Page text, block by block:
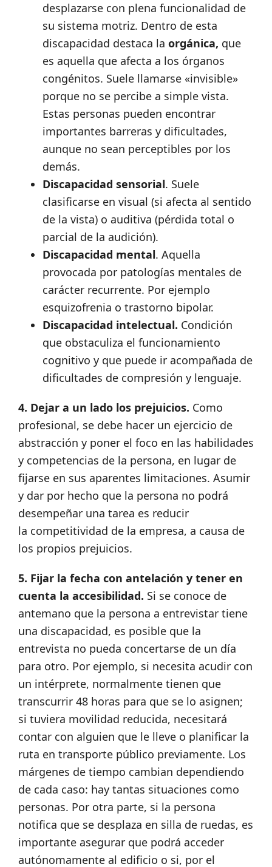
desplazarse con plena funcionalidad de
su sistema motriz. Dentro de esta
discapacidad destaca la orgánica, que
es aquella que afecta a los órganos
congénitos. Suele llamarse «invisible»
porque no se percibe a simple vista.
Estas personas pueden encontrar
importantes barreras y dificultades,
aunque no sean perceptibles por los
demás.
Discapacidad sensorial. Suele
clasificarse en visual (si afecta al sentido
de la vista) o auditiva (pérdida total o
parcial de la audición).
Discapacidad mental. Aquella
provocada por patologías mentales de
carácter recurrente. Por ejemplo
esquizofrenia o trastorno bipolar.
Discapacidad intelectual. Condición
que obstaculiza el funcionamiento
cognitivo y que puede ir acompañada de
dificultades de compresión y lenguaje.
4. Dejar a un lado los prejuicios. Como
profesional, se debe hacer un ejercicio de
abstracción y poner el foco en las habilidades
y competencias de la persona, en lugar de
fijarse en sus aparentes limitaciones. Asumir
y dar por hecho que la persona no podrá
desempeñar una tarea es reducir
la competitividad de la empresa, a causa de
los propios prejuicios.
5. Fijar la fecha con antelación y tener en
cuenta la accesibilidad. Si se conoce de
antemano que la persona a entrevistar tiene
una discapacidad, es posible que la
entrevista no pueda concertarse de un día
para otro. Por ejemplo, si necesita acudir con
un intérprete, normalmente tienen que
transcurrir 48 horas para que se lo asignen;
si tuviera movilidad reducida, necesitará
contar con alguien que le lleve o planificar la
ruta en transporte público previamente. Los
márgenes de tiempo cambian dependiendo
de cada caso: hay tantas situaciones como
personas. Por otra parte, si la persona
notifica que se desplaza en silla de ruedas, es
importante asegurar que podrá acceder
autónomamente al edificio o si, por el